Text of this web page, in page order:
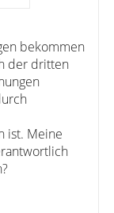
bekommen
der dritten
ist. Meine